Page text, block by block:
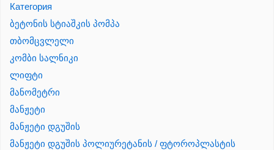
Категория
ბეტონის სტიაშკის პომპა
თბომცვლელი
კომბი სალნიკი
ლიფტი
მანომეტრი
მანჟეტი
მანჟეტი დგუშის
მანჟეტი დგუშის პოლიურეტანის / ფტოროპლასტის